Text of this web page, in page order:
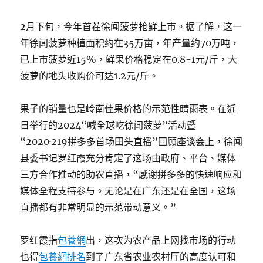
2月下旬，今年首茬徐闻菠萝抢鲜上市。据了解，这一
年徐闻菠萝种植面积约在35万亩，年产量约70万吨，
已上市菠萝近15%，鲜果价格稳定在0.8-1元/斤，大
菠萝的地头收购价可达1.2元/斤。
果子的销量也是岭南佳果价格的示范性晴雨表。在近
日举行的2024“喊全球吃徐闻菠萝”活动暨
“2020·219拼多多首场田头直播”回顾座谈会上，徐闻
县委书记罗红霞充分肯定了这场由政府、平台、媒体
三方合作推动的助农直播，“感谢拼多多的快速响应和
媒体全程支持参与。无论是在广东还是在全国，这场
直播都有非常明显的示范带动意义。”
罗红霞指包養網出，这次为农产品上网找市场的行动
也得包養網排名到了广东省农业农村厅的高度认可和